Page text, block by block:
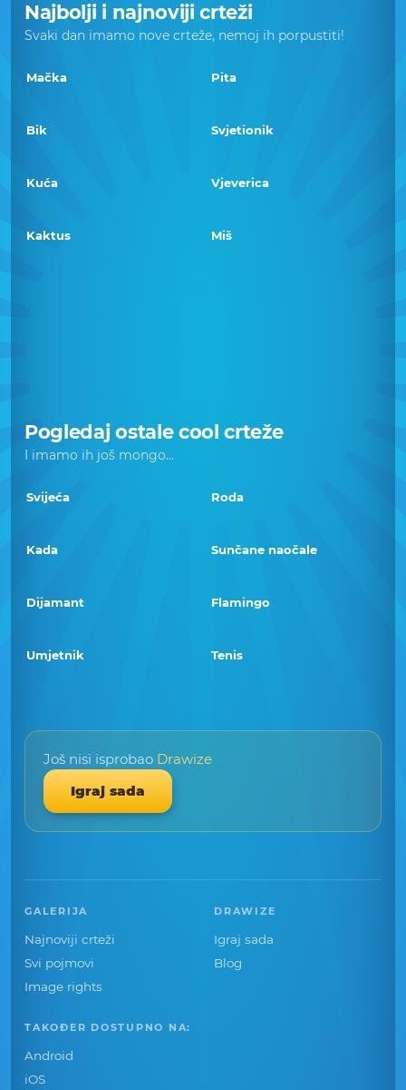
Najbolji i najnoviji crteži
Svaki dan imamo nove crteže, nemoj ih porpustiti!
Mačka Pita
Bik Svjetionik
Kuća Vjeverica
Kaktus Miš
Pogledaj ostale cool crteže
I imamo ih još mongo...
Svijeća Roda
Kada Sunčane naočale
Dijamant Flamingo
Umjetnik Tenis
Još nisi isprobao Drawize
Igraj sada
GALERIJA
Najnoviji crteži
Svi pojmovi
Image rights
DRAWIZE
Igraj sada
Blog
TAKOĐER DOSTUPNO NA:
Android
iOS